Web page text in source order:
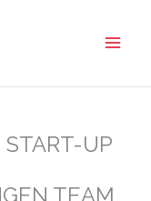
START-UP
TEAM